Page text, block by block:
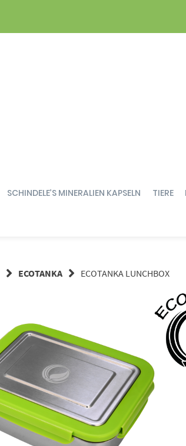
SCHINDELE’S MINERALIEN KAPSELN TIERE
ECOTANKA ECOTANKA LUNCHBOX